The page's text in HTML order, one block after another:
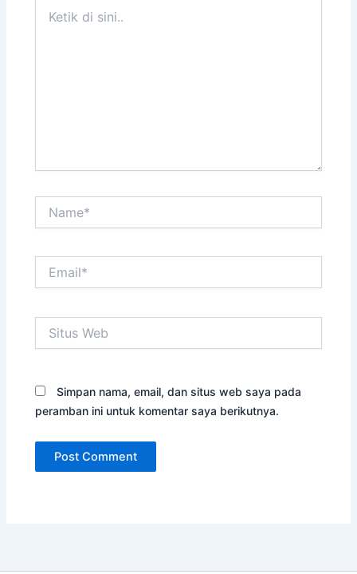
Web
Simpan nama, email, dan situs web saya pada
peramban ini untuk komentar saya berikutnya.